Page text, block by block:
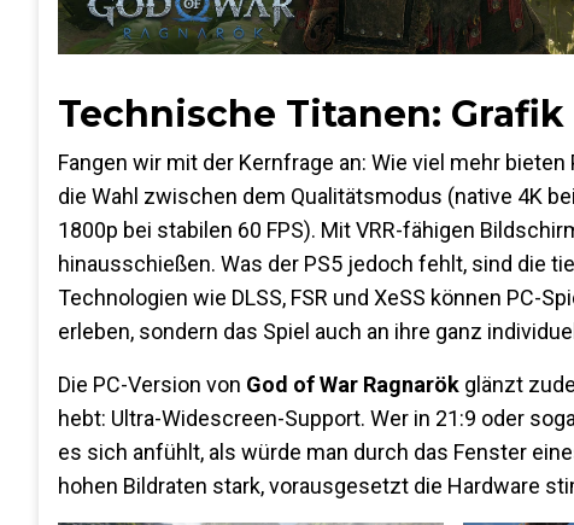
Technische Titanen:
Fangen wir mit der Kernfrage an: Wie viel mehr
die Wahl zwischen dem Qualitätsmodus (native 4K
1800p bei stabilen 60 FPS). Mit VRR-fähigen
hinausschießen. Was der PS5 jedoch fehlt, sind die
Technologien wie DLSS, FSR und XeSS können PC-
erleben, sondern das Spiel auch an ihre ganz
Die PC-Version von God of War Ragnarök glänzt
hebt: Ultra-Widescreen-Support. Wer in 21:9 oder
es sich anfühlt, als würde man durch das Fenster
hohen Bildraten stark, vorausgesetzt die Hardware